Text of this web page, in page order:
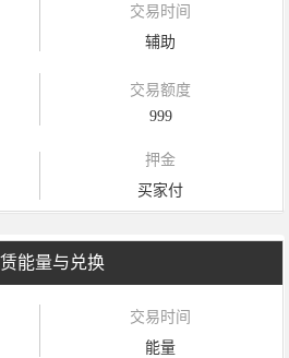
交易时间
辅助
交易额度
999
押金
买家付
能量与兑换
交易时间
能量